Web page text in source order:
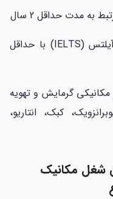
به مدت حداقل 2 سال
✔ ارائه مدارک آزمون زبان انگلیسی آیلتس (IELTS) با حداقل
مکانیکی گرمایش و تهویه
کبک، انتاریو،
شغل مکانیک